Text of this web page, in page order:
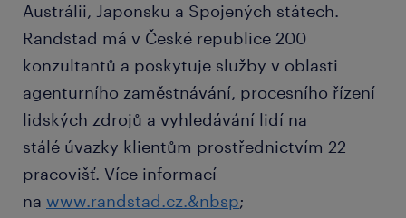
Austrálii, Japonsku a Spojených státech.
Randstad má v České republice 200
konzultantů a poskytuje služby v oblasti
agenturního zaměstnávání, procesního řízení
lidských zdrojů a vyhledávání lidí na
stálé úvazky klientům prostřednictvím 22
pracovišť. Více informací
na www.randstad.cz.&nbsp;